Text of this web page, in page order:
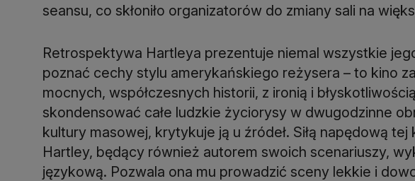
seansu, co skłoniło organizatorów do zmiany sali na
Retrospektywa Hartleya prezentuje niemal wszystkie
poznać cechy stylu amerykańskiego reżysera – to kino
mocnych, współczesnych historii, z ironią i
skondensować całe ludzkie życiorysy w dwugodzinne
kultury masowej, krytykuje ją u źródeł. Siłą napędową
Hartley, będący również autorem swoich scenariuszy,
językową. Pozwala ona mu prowadzić sceny lekkie i